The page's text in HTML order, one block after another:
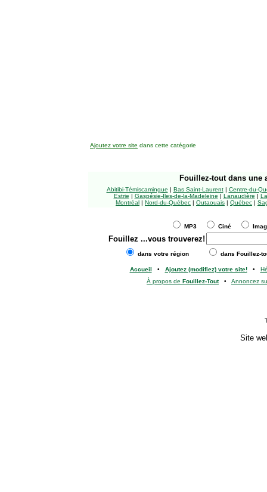
Ajoutez votre site dans cette catégorie
Fouillez-tout dans une
Abitibi-Témiscamingue | Bas Saint-Laurent| Centre-du-
Estrie | Gaspésie-Îles-de-la-Madeleine | Lanaudière |
Montréal | Nord-du-Québec | Outaouais | Québec |
MP3 Ciné
Fouillez ...vous trouverez!
dans votre région dans Fouillez-
Accueil • Ajoutez (modifiez) votre site!•
À propos de Fouillez-Tout• Annoncez
Site